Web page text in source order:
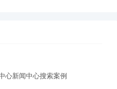
心新闻中心搜索案例